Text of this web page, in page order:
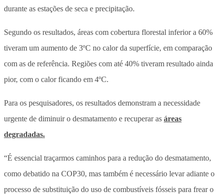
durante as estações de seca e precipitação.
Segundo os resultados, áreas com cobertura florestal inferior a 60%
tiveram um aumento de 3ºC no calor da superfície, em comparação
com as de referência. Regiões com até 40% tiveram resultado ainda
pior, com o calor ficando em 4ºC.
Para os pesquisadores, os resultados demonstram a necessidade
urgente de diminuir o desmatamento e recuperar as áreas
degradadas.
“É essencial traçarmos caminhos para a redução do desmatamento,
como debatido na COP30, mas também é necessário levar adiante o
processo de substituição do uso de combustíveis fósseis para frear o